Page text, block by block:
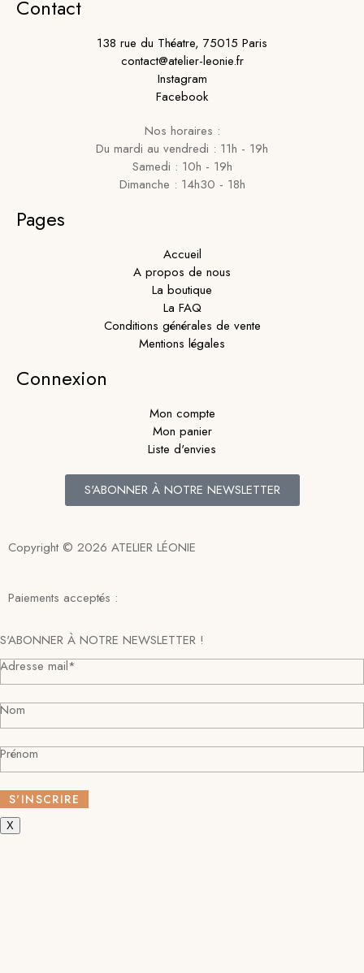
Contact
138 rue du Théatre, 75015 Paris
contact@atelier-leonie.fr
Instagram
Facebook
Nos horaires :
Du mardi au vendredi : 11h - 19h
Samedi : 10h - 19h
Dimanche : 14h30 - 18h
Pages
Accueil
A propos de nous
La boutique
La FAQ
Conditions générales de vente
Mentions légales
Connexion
Mon compte
Mon panier
Liste d'envies
S'ABONNER À NOTRE NEWSLETTER
Copyright © 2026 ATELIER LÉONIE
Paiements acceptés :
S'ABONNER À NOTRE NEWSLETTER !
Adresse mail*
Nom
Prénom
X